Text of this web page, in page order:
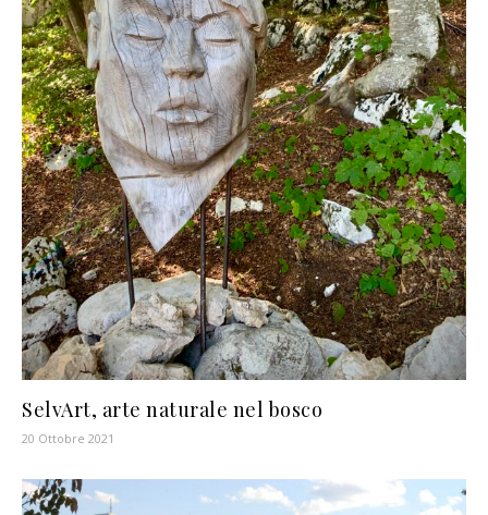
SelvArt, arte naturale nel bosco
20 Ottobre 2021